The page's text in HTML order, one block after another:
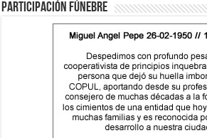
Participación fúnebre